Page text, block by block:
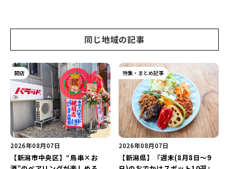
同じ地域の記事
開店
2026年08月07日
【新潟市中央区】“鳥串×お
特集・まとめ記事
2026年08月07日
【新潟県】『週末(8月8日～9